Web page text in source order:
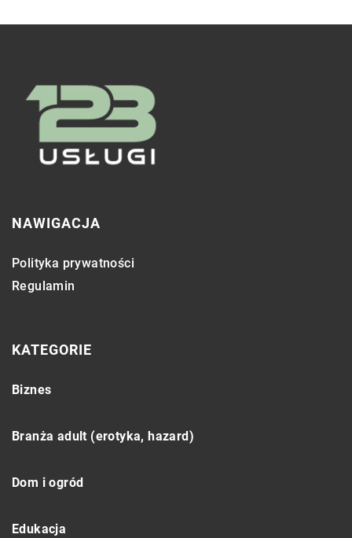
NAWIGACJA
Polityka prywatności
Regulamin
KATEGORIE
Biznes
Branża adult (erotyka, hazard)
Dom i ogród
Edukacja